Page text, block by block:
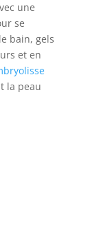
une
se
bain, gels
et en
la peau